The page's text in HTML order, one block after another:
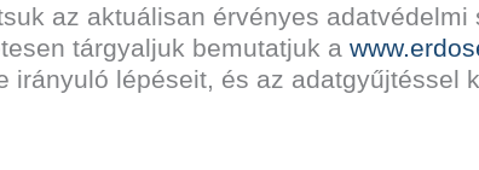
az aktuálisan érvényes adatvédelmi
tárgyaljuk bemutatjuk a
irányuló lépéseit, és az adatgyűjtéssel